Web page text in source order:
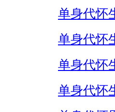
单身代怀
单身代怀
单身代怀
单身代怀